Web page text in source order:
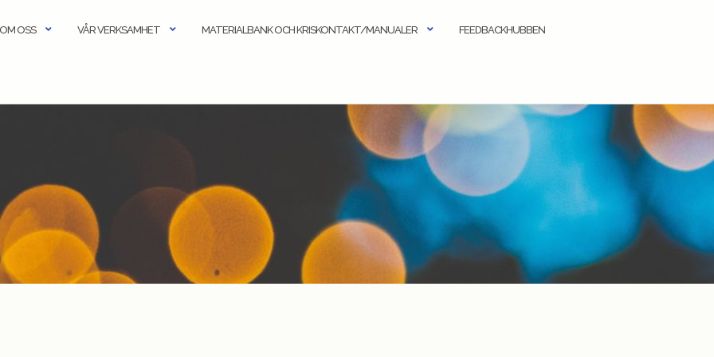
OM OSS VÅR VERKSAMHET MATERIALBANK OCH KRISKONTAKT/MANUALER FEEDBACKHUBBEN